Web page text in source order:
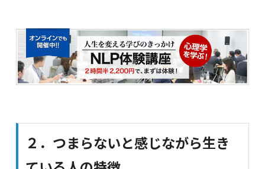
２．つまらないと感じながら生き